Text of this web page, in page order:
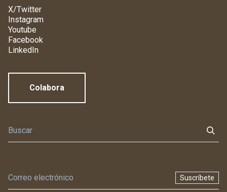
X/Twitter
Instagram
Youtube
Facebook
LinkedIn
Colabora
Suscríbete